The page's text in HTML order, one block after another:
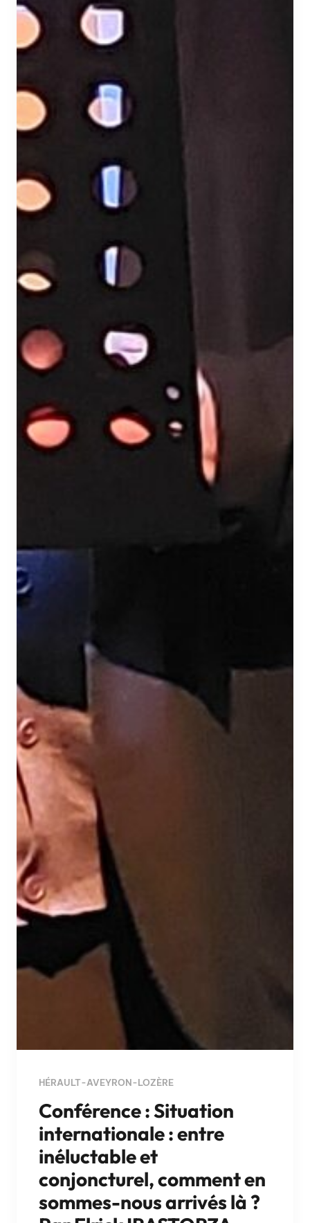
HÉRAULT-AVEYRON-LOZÈRE
Conférence : Situation
internationale : entre
inéluctable et
conjoncturel, comment en
sommes-nous arrivés là ?